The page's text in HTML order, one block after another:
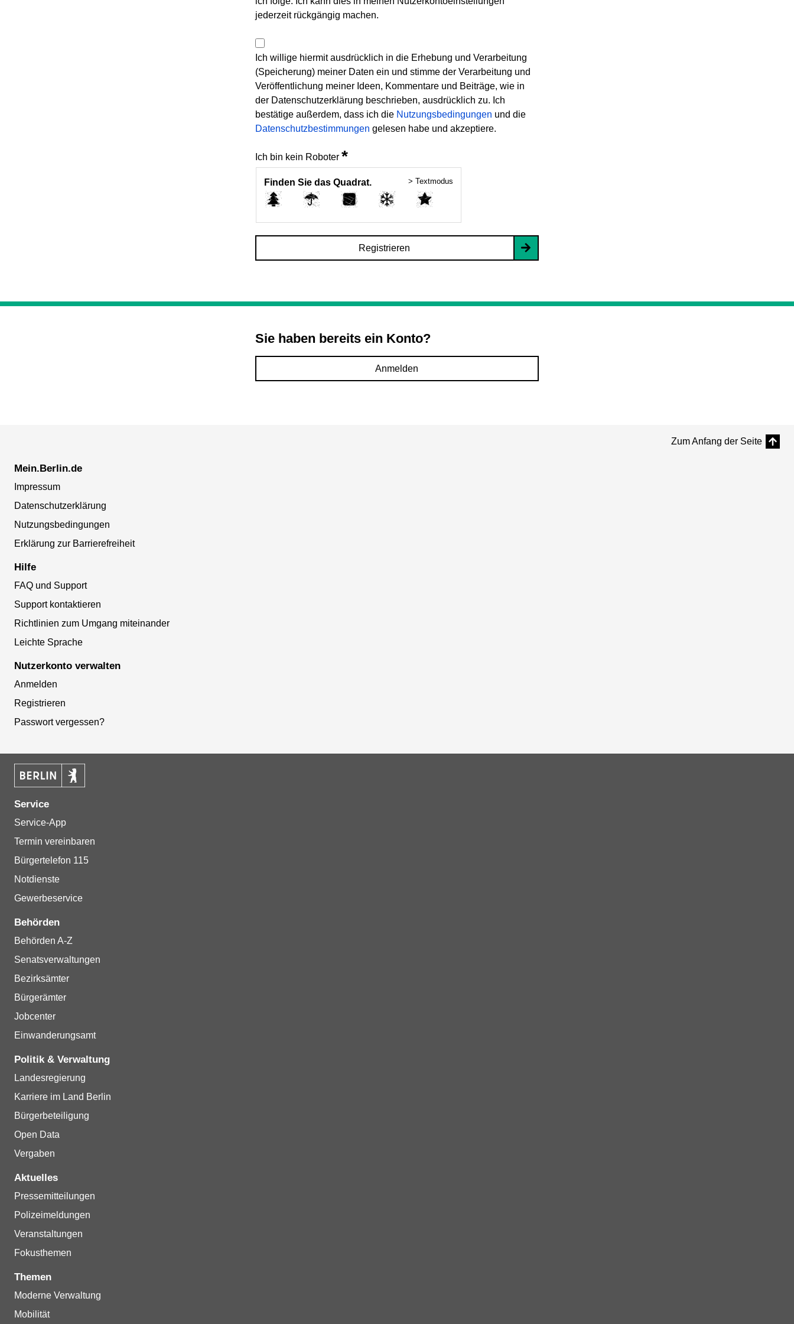
jederzeit rückgängig machen.
Ich willige hiermit ausdrücklich in die Erhebung und Verarbeitung
(Speicherung) meiner Daten ein und stimme der Verarbeitung und
Veröffentlichung meiner Ideen, Kommentare und Beiträge, wie in
der Datenschutzerklärung beschrieben, ausdrücklich zu. Ich
bestätige außerdem, dass ich die Nutzungsbedingungen und die
Datenschutzbestimmungen gelesen habe und akzeptiere.
Ich bin kein Roboter *
Finden Sie das Quadrat. > Textmodus
Registrieren
Sie haben bereits ein Konto?
Anmelden
Zum Anfang der Seite
Mein.Berlin.de
Impressum
Datenschutzerklärung
Nutzungsbedingungen
Erklärung zur Barrierefreiheit
Hilfe
FAQ und Support
Support kontaktieren
Richtlinien zum Umgang miteinander
Leichte Sprache
Nutzerkonto verwalten
Anmelden
Registrieren
Passwort vergessen?
Service
Service-App
Termin vereinbaren
Bürgertelefon 115
Notdienste
Gewerbeservice
Behörden
Behörden A-Z
Senatsverwaltungen
Bezirksämter
Bürgerämter
Jobcenter
Einwanderungsamt
Politik & Verwaltung
Landesregierung
Karriere im Land Berlin
Bürgerbeteiligung
Open Data
Vergaben
Aktuelles
Pressemitteilungen
Polizeimeldungen
Veranstaltungen
Fokusthemen
Themen
Moderne Verwaltung
Mobilität